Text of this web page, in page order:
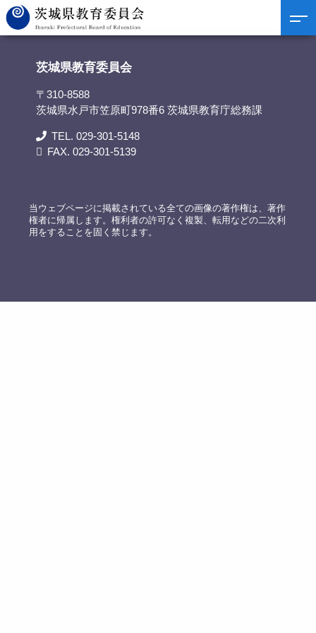
茨城県教育委員会>リンク集>鹿嶋市教育センター(鹿嶋市)
茨城県教育委員会
〒310-8588
茨城県水戸市笠原町978番6 茨城県教育庁総務課
TEL. 029-301-5148
FAX. 029-301-5139
当ウェブページに掲載されている全ての画像の著作権は、著作
権者に帰属します。権利者の許可なく複製、転用などの二次利
用をすることを固く禁じます。